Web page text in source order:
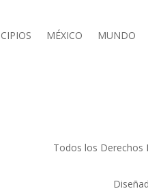
MÉXICO MUNDO
Todos los Derechos